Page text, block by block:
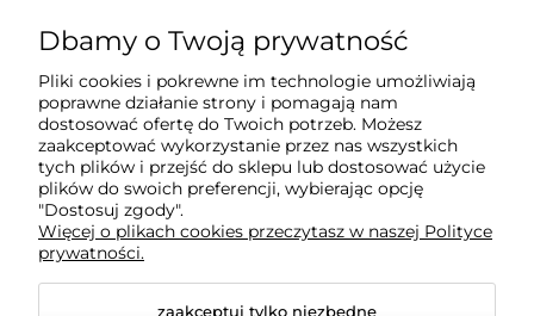
Informacje
O nas
Wyposażenie Gastronomii - Projekty Technologiczne -
Sklep Gastronomiczny - Serwis Sprzętu
Gastronomicznego | Gdańsk - Trójmiasto - Pomorskie
Dbamy o Twoją prywatność
Pliki cookies i pokrewne im technologie umożliwiają
poprawne działanie strony i pomagają nam
dostosować ofertę do Twoich potrzeb. Możesz
zaakceptować wykorzystanie przez nas wszystkich
tych plików i przejść do sklepu lub dostosować użycie
plików do swoich preferencji, wybierając opcję
"Dostosuj zgody".
Więcej o plikach cookies przeczytasz w naszej Polityce
prywatności.
zaakceptuj tylko niezbędne